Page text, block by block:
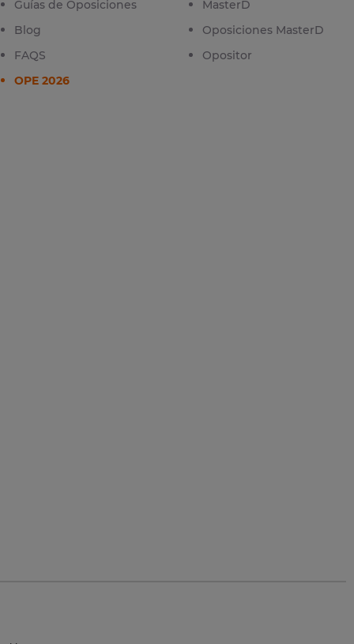
Guías de Oposiciones
Blog
FAQS
OPE 2026
MasterD
Oposiciones MasterD
Opositor